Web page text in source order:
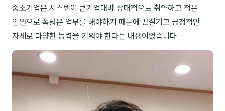
👥 리더십 · 조직
📚 인문학 · 교양
🤲 협력강사 과정
NEW
중소기업은 시스템이 큰기업대비 상대적으로 취약하고 적은
인원으로 폭넓은 업무를 해야하기 때문에 끈질기고 긍정적인
자세로 다양한 능력을 키워야 한다는 내용이었습니다